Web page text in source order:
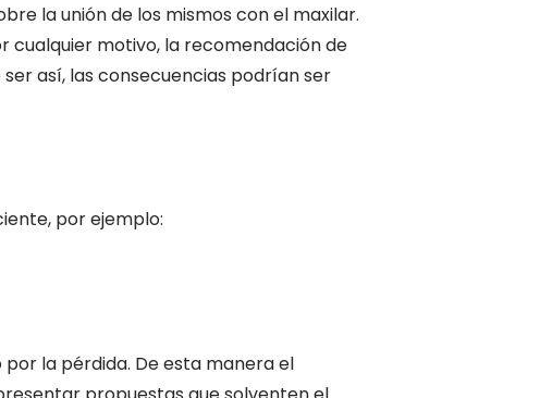
la unión de los mismos con el maxilar.
cualquier motivo, la recomendación de
así, las consecuencias podrían ser
por ejemplo:
la pérdida. De esta manera el